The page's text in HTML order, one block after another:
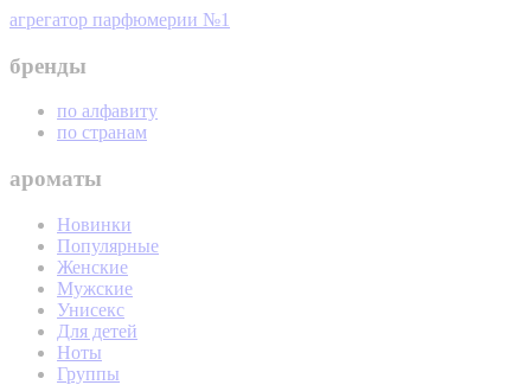
агрегатор парфюмерии №1
бренды
по алфавиту
по странам
ароматы
Новинки
Популярные
Женские
Мужские
Унисекс
Для детей
Ноты
Группы